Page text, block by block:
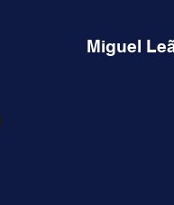
Miguel